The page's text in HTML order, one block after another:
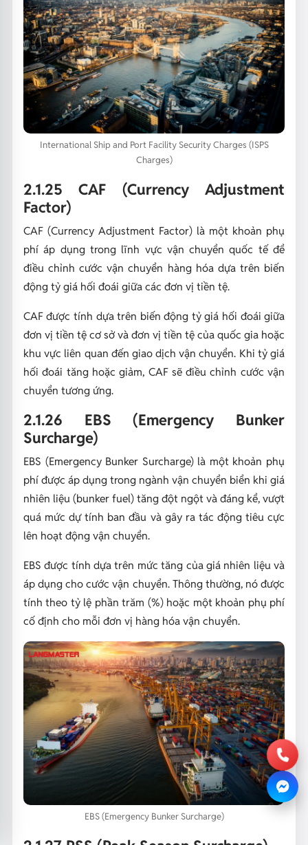
International Ship and Port Facility Security Charges (ISPS
Charges)
2.1.25 CAF (Currency Adjustment
Factor)
CAF (Currency Adjustment Factor) là một khoản phụ
phí áp dụng trong lĩnh vực vận chuyển quốc tế để
điều chỉnh cước vận chuyển hàng hóa dựa trên biến
động tỷ giá hối đoái giữa các đơn vị tiền tệ.
CAF được tính dựa trên biến động tỷ giá hối đoái giữa
đơn vị tiền tệ cơ sở và đơn vị tiền tệ của quốc gia hoặc
khu vực liên quan đến giao dịch vận chuyển. Khi tỷ giá
hối đoái tăng hoặc giảm, CAF sẽ điều chỉnh cước vận
chuyển tương ứng.
2.1.26 EBS (Emergency Bunker
Surcharge)
EBS (Emergency Bunker Surcharge) là một khoản phụ
phí được áp dụng trong ngành vận chuyển biển khi giá
nhiên liệu (bunker fuel) tăng đột ngột và đáng kể, vượt
quá mức dự tính ban đầu và gây ra tác động tiêu cực
lên hoạt động vận chuyển.
EBS được tính dựa trên mức tăng của giá nhiên liệu và
áp dụng cho cước vận chuyển. Thông thường, nó được
tính theo tỷ lệ phần trăm (%) hoặc một khoản phụ phí
cố định cho mỗi đơn vị hàng hóa vận chuyển.
EBS (Emergency Bunker Surcharge)